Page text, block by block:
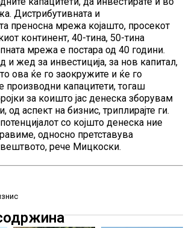
Дистрибутивната и
преносна мрежа којашто, просекот
континент, 40-тина, 50-тина
мрежа е постара од 40 години.
и жед за инвестиција, за нов капитал,
ова ќе го заокружите и ќе го
производни капацитети, тогаш
за коишто јас денеска зборувам
од аспект на бизнис, триплирајте ги.
со којшто денеска ние
односно претставува
рече Мицкоски.